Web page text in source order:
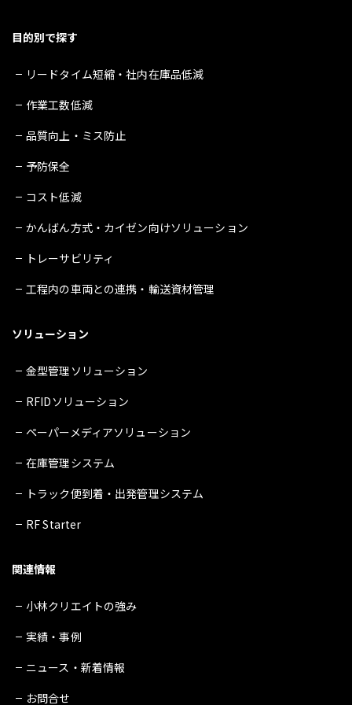
目的別で探す
リードタイム短縮・社内在庫品低減
作業工数低減
品質向上・ミス防止
予防保全
コスト低減
かんばん方式・カイゼン向けソリューション
トレーサビリティ
工程内の車両との連携・輸送資材管理
ソリューション
金型管理ソリューション
RFIDソリューション
ペーパーメディアソリューション
在庫管理システム
トラック便到着・出発管理システム
RF Starter
関連情報
小林クリエイトの強み
実績・事例
ニュース・新着情報
お問合せ